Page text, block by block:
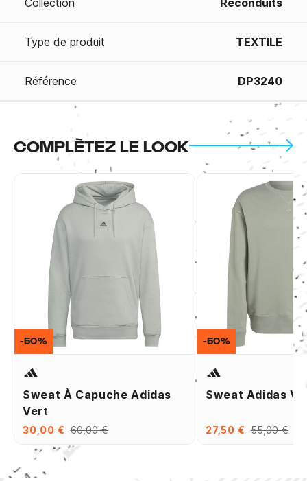
Collection Reconduits
Type de produit TEXTILE
Référence DP3240
COMPLÈTEZ LE LOOK
Sweat À Capuche Adidas
Vert
30,00 € 60,00 €
-50%
Sweat Adidas
27,50 € 55,00 €
-50%